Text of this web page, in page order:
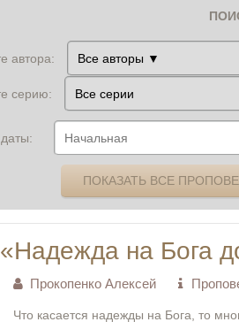
автора:
серию:
ПОКАЗАТЬ ВСЕ
«Надежда на Бога
Прокопенко Алексей
Что касается надежды на Бога, то